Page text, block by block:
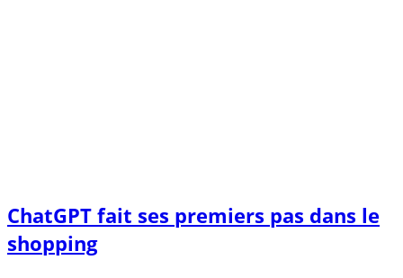
ChatGPT fait ses premiers pas dans le
shopping